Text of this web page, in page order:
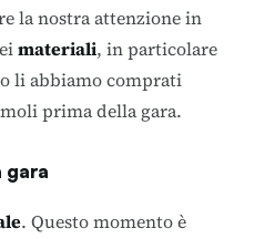
la nostra attenzione in
materiali, in particolare
li abbiamo comprati
prima della gara.
gara
. Questo momento è